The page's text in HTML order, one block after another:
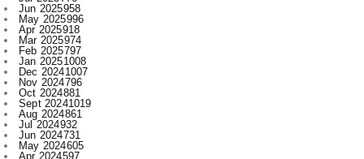
Feb 2025797
Jan 20251008
Dec 20241007
Nov 2024796
Oct 2024881
Sept 20241019
Aug 2024861
Jul 2024932
Jun 2024731
May 2024605
Apr 2024597
Mar 2024656
Feb 2024772
Jan 2024915
Dec 2023673